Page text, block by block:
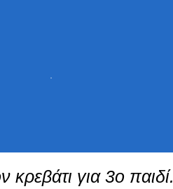
για 3ο παιδί.